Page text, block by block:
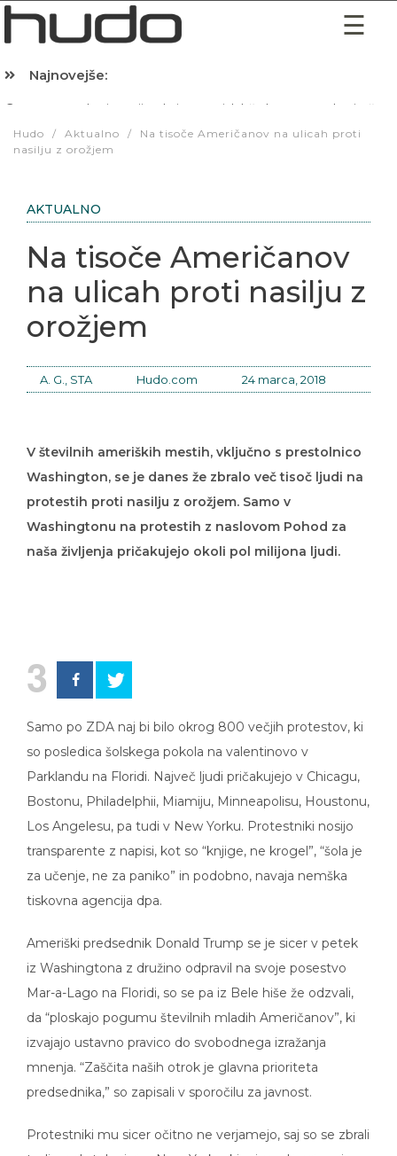
Najnovejše:
nasilju z orožjem
Na tisoče Američanov
na ulicah proti nasilju z
orožjem
A. G., STA Hudo.com 24 marca, 2018
Washington, se je danes že zbralo več tisoč ljudi na
protestih proti nasilju z orožjem. Samo v
Washingtonu na protestih z naslovom Pohod za
naša življenja pričakujejo okoli pol milijona ljudi.
3
so posledica šolskega pokola na valentinovo v
Parklandu na Floridi. Največ ljudi pričakujejo v Chicagu,
Bostonu, Philadelphii, Miamiju, Minneapolisu, Houstonu,
Los Angelesu, pa tudi v New Yorku. Protestniki nosijo
transparente z napisi, kot so “knjige, ne krogel”, “šola je
za učenje, ne za paniko” in podobno, navaja nemška
tiskovna agencija dpa.
iz Washingtona z družino odpravil na svoje posestvo
Mar-a-Lago na Floridi, so se pa iz Bele hiše že odzvali,
da “ploskajo pogumu številnih mladih Američanov”, ki
izvajajo ustavno pravico do svobodnega izražanja
mnenja. “Zaščita naših otrok je glavna prioriteta
predsednika,” so zapisali v sporočilu za javnost.
tudi pred stolpnico v New Yorku, kjer ima domovanje.